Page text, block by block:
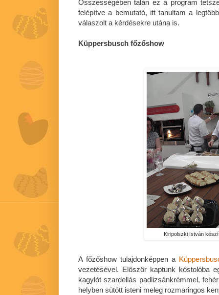
Összességében talán ez a program
felépítve a bemutató, itt tanultam a
válaszolt a kérdésekre utána is.
Küppersbusch főzőshow
Kiripolszki István
A főzőshow tulajdonképpen a
vezetésével. Először kaptunk kóstolóba
kagylót szardellás padlizsánkrémmel,
helyben sütött isteni meleg rozmaringos